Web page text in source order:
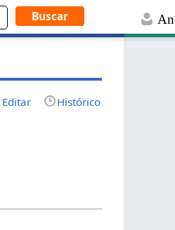
Editar Histórico